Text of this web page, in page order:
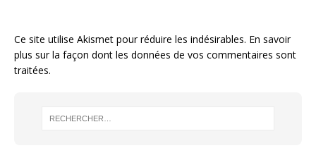
Ce site utilise Akismet pour réduire les indésirables. En savoir
plus sur la façon dont les données de vos commentaires sont
traitées.